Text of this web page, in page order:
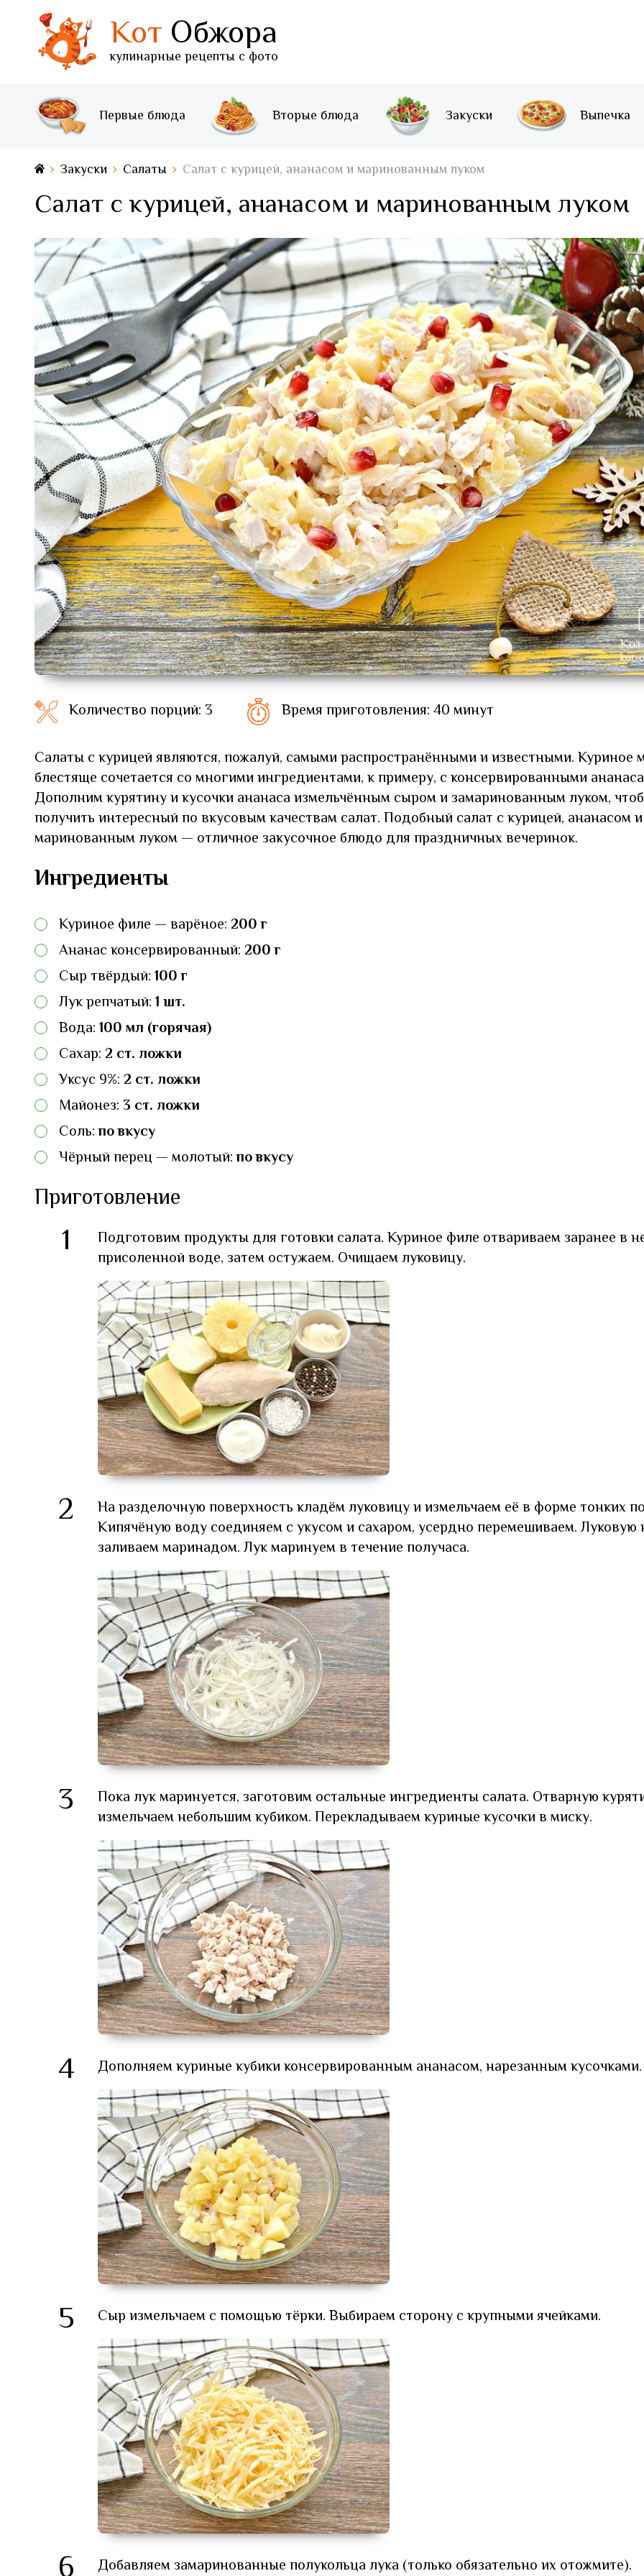
Кот Обжора
кулинарные рецепты с фото
Первые блюда Вторые блюда Закуски Выпечка
Закуски Салаты Салат с курицей, ананасом и маринованным луком
Салат с курицей, ананасом и маринованным луком
Количество порций: 3 Время приготовления: 40 минут
Салаты с курицей являются, пожалуй, самыми распространёнными и известными. Куриное
блестяще сочетается со многими ингредиентами, к примеру, с консервированными
Дополним курятину и кусочки ананаса измельчённым сыром и замаринованным луком,
получить интересный по вкусовым качествам салат. Подобный салат с курицей, ананасом и
маринованным луком — отличное закусочное блюдо для праздничных вечеринок.
Ингредиенты
Куриное филе — варёное: 200 г
Ананас консервированный: 200 г
Сыр твёрдый:100 г
Лук репчатый:1 шт.
Вода:100 мл (горячая)
Сахар: 2 ст. ложки
Уксус 9%: 2 ст. ложки
Майонез:3 ст. ложки
Соль:по вкусу
Чёрный перец — молотый:по вкусу
Приготовление
1
Подготовим продукты для готовки салата. Куриное филе отвариваем заранее в
присоленной воде, затем остужаем. Очищаем луковицу.
2
На разделочную поверхность кладём луковицу и измельчаем её в форме тонких
Кипячёную воду соединяем с укусом и сахаром, усердно перемешиваем. Луковую
заливаем маринадом. Лук маринуем в течение получаса.
3
Пока лук маринуется, заготовим остальные ингредиенты салата. Отварную
измельчаем небольшим кубиком. Перекладываем куриные кусочки в миску.
4 Дополняем куриные кубики консервированным ананасом, нарезанным кусочками.
5 Сыр измельчаем с помощью тёрки. Выбираем сторону с крупными ячейками.
Добавляем замаринованные полукольца лука (только обязательно их отожмите).